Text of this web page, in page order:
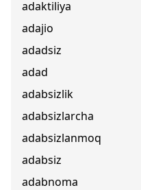
adaktiliya
adajio
adadsiz
adad
adabsizlik
adabsizlarcha
adabsizlanmoq
adabsiz
adabnoma